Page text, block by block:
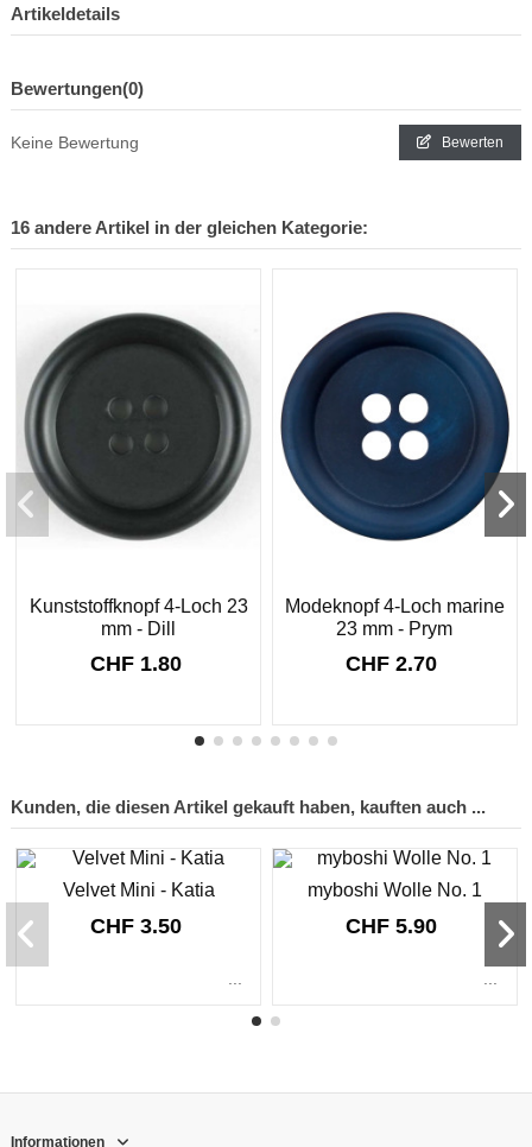
Artikeldetails
Bewertungen(0)
Keine Bewertung Bewerten
16 andere Artikel in der gleichen Kategorie:
Kunststoffknopf 4-Loch 23
mm - Dill
CHF 1.80
Modeknopf 4-Loch marine
23 mm - Prym
CHF 2.70
Kunden, die diesen Artikel gekauft haben, kauften auch ...
Velvet Mini - Katia
CHF 3.50
...
myboshi Wolle No. 1
CHF 5.90
...
Informationen